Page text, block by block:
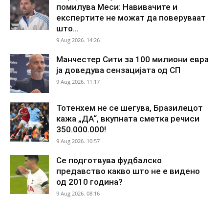
помилува Меси: Навивачите и
експертите не можат да поверуваат
што...
9 Aug 2026. 14:26
Манчестер Сити за 100 милиони евра
ја доведува сензацијата од СП
9 Aug 2026. 11:17
Тотенхем не се шегува, Бразилецот
кажа „ДА“, вкупната сметка речиси
350.000.000!
9 Aug 2026. 10:57
Се подготвува фудбалско
предавство какво што не е видено
од 2010 година?
9 Aug 2026. 08:16